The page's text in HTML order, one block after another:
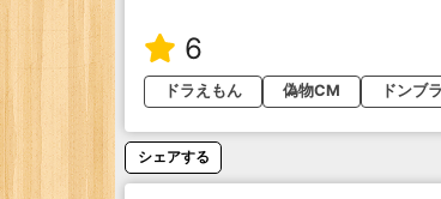
6
ドラえもん
偽物CM ドンブ
シェアする